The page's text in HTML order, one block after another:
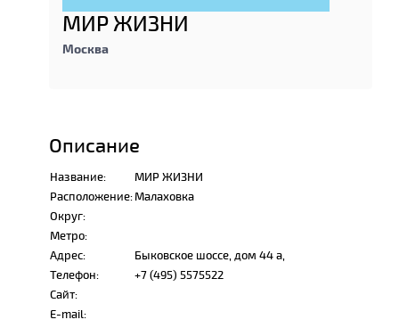
МИР ЖИЗНИ
Москва
Описание
Название:
МИР ЖИЗНИ
Расположение:Малаховка
Округ:
Метро:
Адрес:
Быковское шоссе, дом 44 а,
Телефон:
+7 (495) 5575522
Сайт:
E-mail: